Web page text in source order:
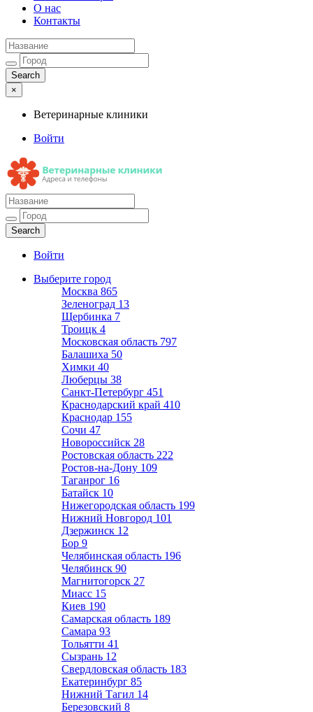
О нас
Контакты
×
Ветеринарные клиники
Войти
Ветеринарные клиники
Адреса и телефоны
Войти
Выберите город
Москва 865
Зеленоград 13
Щербинка 7
Троицк 4
Московская область 797
Балашиха 50
Химки 40
Люберцы 38
Санкт-Петербург 451
Краснодарский край 410
Краснодар 155
Сочи 47
Новороссийск 28
Ростовская область 222
Ростов-на-Дону 109
Таганрог 16
Батайск 10
Нижегородская область 199
Нижний Новгород 101
Дзержинск 12
Бор 9
Челябинская область 196
Челябинск 90
Магнитогорск 27
Миасс 15
Киев 190
Самарская область 189
Самара 93
Тольятти 41
Сызрань 12
Свердловская область 183
Екатеринбург 85
Нижний Тагил 14
Березовский 8